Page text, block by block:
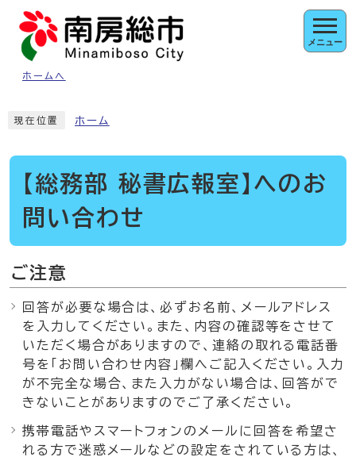
ページの先頭です
ホームへ
メニュー
現在位置 ホーム
【総務部 秘書広報室】へのお
問い合わせ
ご注意
回答が必要な場合は、必ずお名前、メールアドレス
を入力してください。また、内容の確認等をさせて
いただく場合がありますので、連絡の取れる電話番
号を「お問い合わせ内容」欄へご記入ください。入力
が不完全な場合、また入力がない場合は、回答がで
きないことがありますのでご了承ください。
携帯電話やスマートフォンのメールに回答を希望さ
れる方で迷惑メールなどの設定をされている方は、